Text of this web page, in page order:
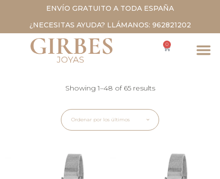
ENVÍO GRATUITO A TODA ESPAÑA
¿NECESITAS AYUDA? LLÁMANOS: 962821202
0
Showing 1–48 of 65 results
Ordenar por los últimos